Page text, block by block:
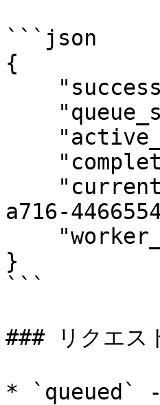
```json
{
a716-
}
```
### リクエス
* `queued` -